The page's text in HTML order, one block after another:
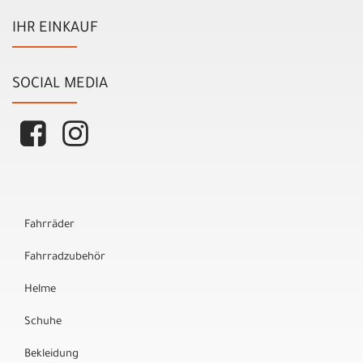
IHR EINKAUF
SOCIAL MEDIA
Fahrräder
Fahrradzubehör
Helme
Schuhe
Bekleidung